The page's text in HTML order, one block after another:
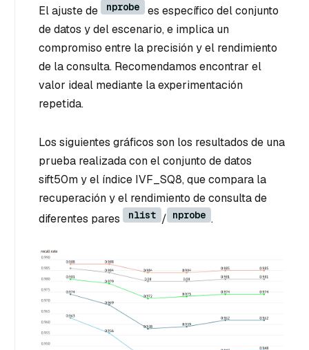
El ajuste de nprobe
es específico del conjunto
de datos y del escenario, e implica un
compromiso entre la precisión y el rendimiento
de la consulta. Recomendamos encontrar el
valor ideal mediante la experimentación
repetida.
Los siguientes gráficos son los resultados de una
prueba realizada con el conjunto de datos
sift50m y el índice IVF_SQ8, que compara la
recuperación y el rendimiento de consulta de
diferentes pares
nlist / nprobe .